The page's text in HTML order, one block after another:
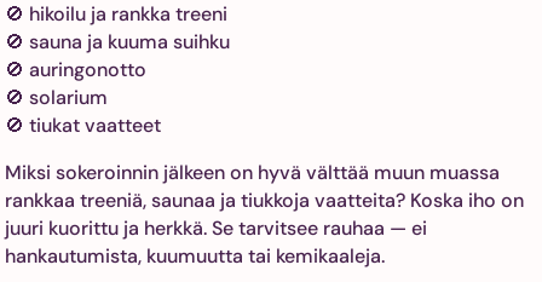
🚫 hikoilu ja rankka treeni
🚫 sauna ja kuuma suihku
🚫 auringonotto
🚫 solarium
🚫 tiukat vaatteet
Miksi sokeroinnin jälkeen on hyvä välttää muun muassa
rankkaa treeniä, saunaa ja tiukkoja vaatteita? Koska iho on
juuri kuorittu ja herkkä. Se tarvitsee rauhaa — ei
hankautumista, kuumuutta tai kemikaaleja.